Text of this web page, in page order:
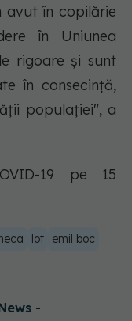
avut în copilărie
în Uniunea
rigoare și sunt
în consecință,
populației", a
19 pe 15
lot
emil boc
-